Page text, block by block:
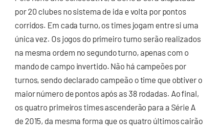
por 20 clubes no sistema de ida e volta por pontos
corridos. Em cada turno, os times jogam entre si uma
única vez. Os jogos do primeiro turno serão realizados
na mesma ordem no segundo turno, apenas com o
mando de campo invertido. Não há campeões por
turnos, sendo declarado campeão o time que obtiver o
maior número de pontos após as 38 rodadas. Ao final,
os quatro primeiros times ascenderão para a Série A
de 2015, da mesma forma que os quatro últimos cairão